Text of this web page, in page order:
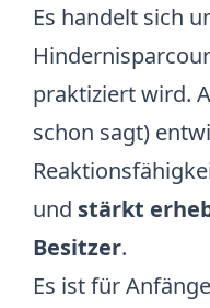
Es handelt sich
praktiziert wird.
schon sagt)
und stärkt
Besitzer.
Es ist für